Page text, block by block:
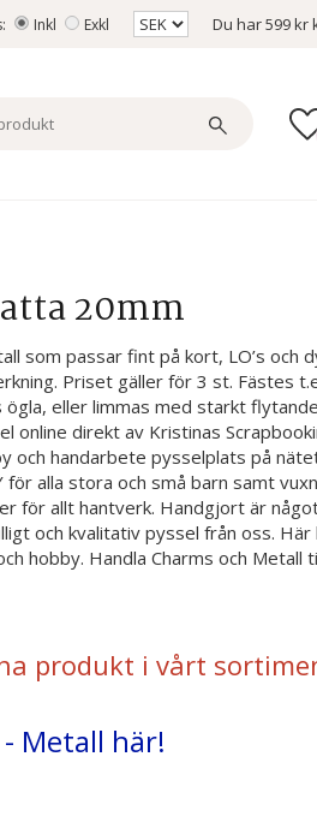
Inkl Exkl Du har599 kr
20mm
som passar fint på kort, LO’s och
Priset gäller för 3 st. Fästes
eller limmas med starkt
online direkt av Kristinas
och handarbete pysselplats på
alla stora och små barn samt
för allt hantverk. Handgjort är
och kvalitativ pyssel från oss. Här
hobby. Handla Charms och Metall
produkt i vårt
Metall här!